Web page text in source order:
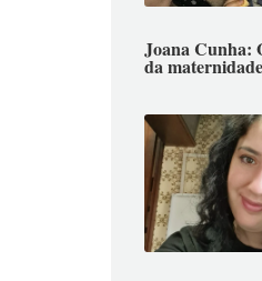
Joana Cunha:
da maternidade